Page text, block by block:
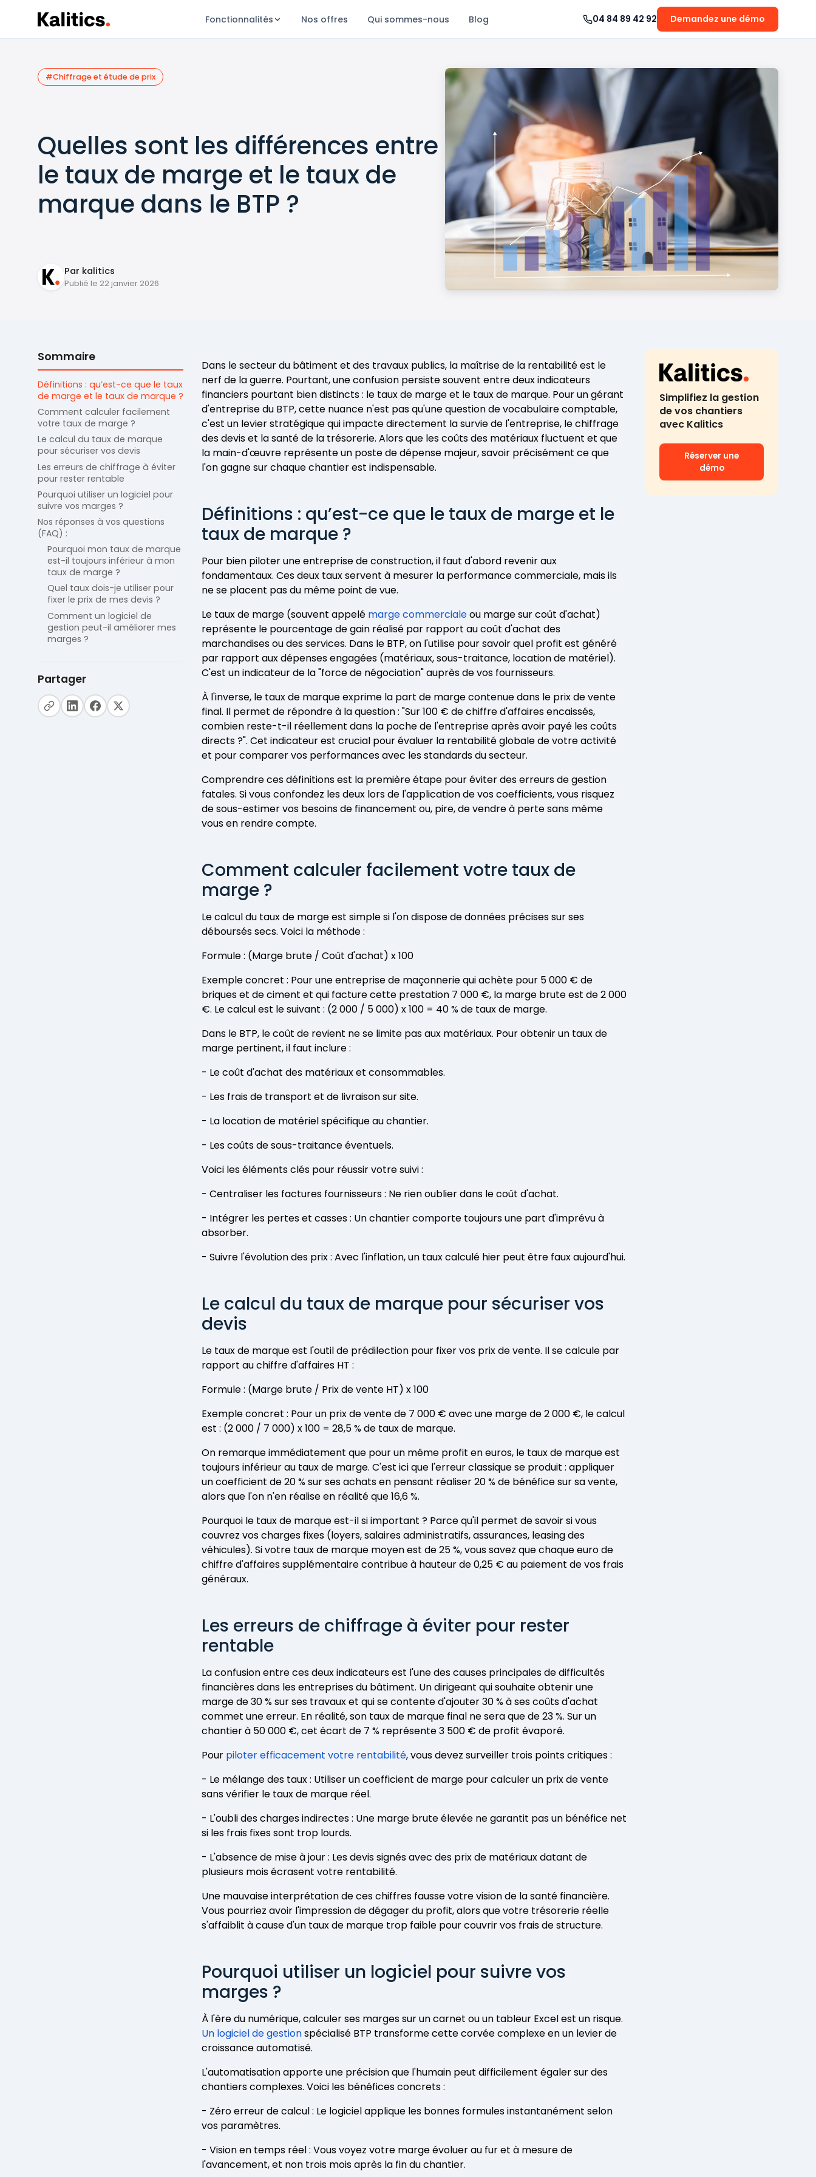
Fonctionnalités Nos offres Qui sommes-nous Blog 04 84 89 42 92 Demandez une démo
#Chiffrage et étude de prix
Quelles sont les différences entre
le taux de marge et le taux de
marque dans le BTP ?
Par kalitics
Publié le 22 janvier 2026
Sommaire
Définitions : qu’est-ce que le taux
de marge et le taux de marque ?
Comment calculer facilement
votre taux de marge ?
Le calcul du taux de marque
pour sécuriser vos devis
Les erreurs de chiffrage à éviter
pour rester rentable
Pourquoi utiliser un logiciel pour
suivre vos marges ?
Nos réponses à vos questions
(FAQ) :
Pourquoi mon taux de marque
est-il toujours inférieur à mon
taux de marge ?
Quel taux dois-je utiliser pour
fixer le prix de mes devis ?
Comment un logiciel de
gestion peut-il améliorer mes
marges ?
Partager
Dans le secteur du bâtiment et des travaux publics, la maîtrise de la rentabilité est le
nerf de la guerre. Pourtant, une confusion persiste souvent entre deux indicateurs
financiers pourtant bien distincts : le taux de marge et le taux de marque. Pour un gérant
d'entreprise du BTP, cette nuance n'est pas qu'une question de vocabulaire comptable,
c'est un levier stratégique qui impacte directement la survie de l'entreprise, le chiffrage
des devis et la santé de la trésorerie. Alors que les coûts des matériaux fluctuent et que
la main-d'œuvre représente un poste de dépense majeur, savoir précisément ce que
l'on gagne sur chaque chantier est indispensable.
Définitions : qu’est-ce que le taux de marge et le
taux de marque ?
Pour bien piloter une entreprise de construction, il faut d'abord revenir aux
fondamentaux. Ces deux taux servent à mesurer la performance commerciale, mais ils
ne se placent pas du même point de vue.
Le taux de marge (souvent appelé marge commercialeou marge sur coût d'achat)
représente le pourcentage de gain réalisé par rapport au coût d'achat des
marchandises ou des services. Dans le BTP, on l'utilise pour savoir quel profit est généré
par rapport aux dépenses engagées (matériaux, sous-traitance, location de matériel).
C'est un indicateur de la "force de négociation" auprès de vos fournisseurs.
À l'inverse, le taux de marque exprime la part de marge contenue dans le prix de vente
final. Il permet de répondre à la question : "Sur 100 € de chiffre d'affaires encaissés,
combien reste-t-il réellement dans la poche de l'entreprise après avoir payé les coûts
directs ?". Cet indicateur est crucial pour évaluer la rentabilité globale de votre activité
et pour comparer vos performances avec les standards du secteur.
Comprendre ces définitions est la première étape pour éviter des erreurs de gestion
fatales. Si vous confondez les deux lors de l'application de vos coefficients, vous risquez
de sous-estimer vos besoins de financement ou, pire, de vendre à perte sans même
vous en rendre compte.
Comment calculer facilement votre taux de
marge ?
Le calcul du taux de marge est simple si l'on dispose de données précises sur ses
déboursés secs. Voici la méthode :
Formule : (Marge brute / Coût d'achat) x 100
Exemple concret : Pour une entreprise de maçonnerie qui achète pour 5 000 € de
briques et de ciment et qui facture cette prestation 7 000 €, la marge brute est de 2 000
€. Le calcul est le suivant : (2 000 / 5 000) x 100 = 40 % de taux de marge.
Dans le BTP, le coût de revient ne se limite pas aux matériaux. Pour obtenir un taux de
marge pertinent, il faut inclure :
- Le coût d'achat des matériaux et consommables.
- Les frais de transport et de livraison sur site.
- La location de matériel spécifique au chantier.
- Les coûts de sous-traitance éventuels.
Voici les éléments clés pour réussir votre suivi :
- Centraliser les factures fournisseurs : Ne rien oublier dans le coût d'achat.
- Intégrer les pertes et casses : Un chantier comporte toujours une part d'imprévu à
absorber.
- Suivre l'évolution des prix : Avec l'inflation, un taux calculé hier peut être faux aujourd'hui.
Le calcul du taux de marque pour sécuriser vos
devis
Le taux de marque est l'outil de prédilection pour fixer vos prix de vente. Il se calcule par
rapport au chiffre d'affaires HT :
Formule : (Marge brute / Prix de vente HT) x 100
Exemple concret : Pour un prix de vente de 7 000 € avec une marge de 2 000 €, le calcul
est : (2 000 / 7 000) x 100 = 28,5 % de taux de marque.
On remarque immédiatement que pour un même profit en euros, le taux de marque est
toujours inférieur au taux de marge. C'est ici que l'erreur classique se produit : appliquer
un coefficient de 20 % sur ses achats en pensant réaliser 20 % de bénéfice sur sa vente,
alors que l'on n'en réalise en réalité que 16,6 %.
Pourquoi le taux de marque est-il si important ? Parce qu'il permet de savoir si vous
couvrez vos charges fixes (loyers, salaires administratifs, assurances, leasing des
véhicules). Si votre taux de marque moyen est de 25 %, vous savez que chaque euro de
chiffre d'affaires supplémentaire contribue à hauteur de 0,25 € au paiement de vos frais
généraux.
Les erreurs de chiffrage à éviter pour rester
rentable
La confusion entre ces deux indicateurs est l'une des causes principales de difficultés
financières dans les entreprises du bâtiment. Un dirigeant qui souhaite obtenir une
marge de 30 % sur ses travaux et qui se contente d'ajouter 30 % à ses coûts d'achat
commet une erreur. En réalité, son taux de marque final ne sera que de 23 %. Sur un
chantier à 50 000 €, cet écart de 7 % représente 3 500 € de profit évaporé.
Pour piloter efficacement votre rentabilité, vous devez surveiller trois points critiques :
- Le mélange des taux : Utiliser un coefficient de marge pour calculer un prix de vente
sans vérifier le taux de marque réel.
- L'oubli des charges indirectes : Une marge brute élevée ne garantit pas un bénéfice net
si les frais fixes sont trop lourds.
- L'absence de mise à jour : Les devis signés avec des prix de matériaux datant de
plusieurs mois écrasent votre rentabilité.
Une mauvaise interprétation de ces chiffres fausse votre vision de la santé financière.
Vous pourriez avoir l'impression de dégager du profit, alors que votre trésorerie réelle
s'affaiblit à cause d'un taux de marque trop faible pour couvrir vos frais de structure.
Pourquoi utiliser un logiciel pour suivre vos
marges ?
À l'ère du numérique, calculer ses marges sur un carnet ou un tableur Excel est un risque.
Un logiciel de gestionspécialisé BTP transforme cette corvée complexe en un levier de
croissance automatisé.
L'automatisation apporte une précision que l'humain peut difficilement égaler sur des
chantiers complexes. Voici les bénéfices concrets :
- Zéro erreur de calcul : Le logiciel applique les bonnes formules instantanément selon
vos paramètres.
- Vision en temps réel : Vous voyez votre marge évoluer au fur et à mesure de
l'avancement, et non trois mois après la fin du chantier.
Simplifiez la gestion
de vos chantiers
avec Kalitics
Réserver une
démo